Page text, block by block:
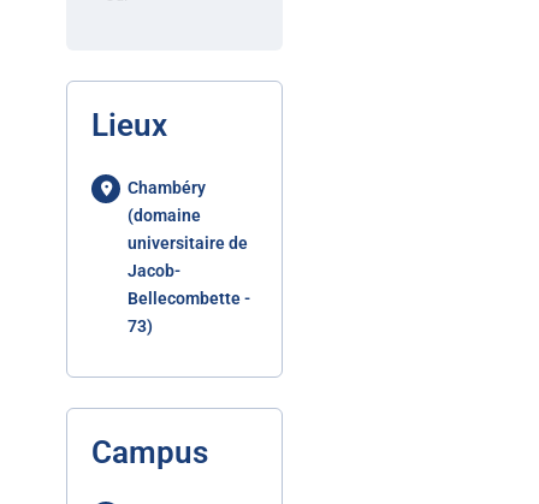
Lieux
Chambéry
(domaine
universitaire de
Jacob-
Bellecombette -
73)
Campus